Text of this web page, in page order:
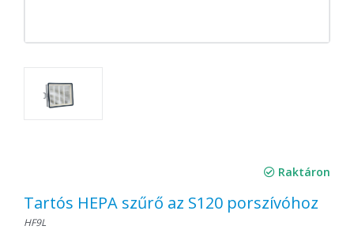
Raktáron
Tartós HEPA szűrő az S120 porszívóhoz
HF9L